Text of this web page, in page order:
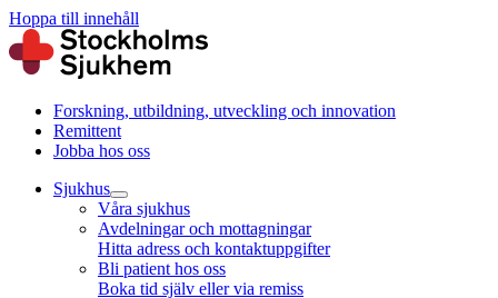
Hoppa till innehåll
Forskning, utbildning, utveckling och innovation
Remittent
Jobba hos oss
Sjukhus
Våra sjukhus
Avdelningar och mottagningar
Hitta adress och kontaktuppgifter
Bli patient hos oss
Boka tid själv eller via remiss